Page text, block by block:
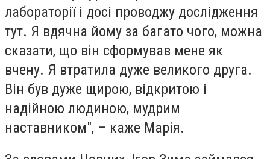
лабораторії і досі проводжу дослідження
тут. Я вдячна йому за багато чого, можна
сказати, що він сформував мене як
вчену. Я втратила дуже великого друга.
Він був дуже щирою, відкритою і
надійною людиною, мудрим
наставником", – каже Марія.